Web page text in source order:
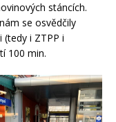
stáncích.
se osvědčily
(tedy i ZTPP i
100 min.